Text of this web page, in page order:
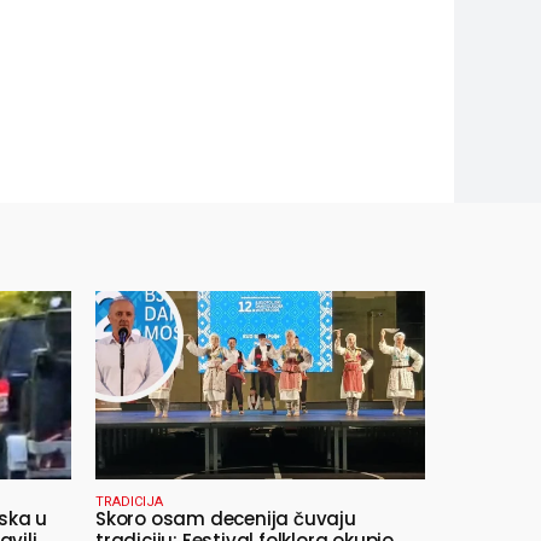
u
TRADICIJA
Skoro osam decenija čuvaju